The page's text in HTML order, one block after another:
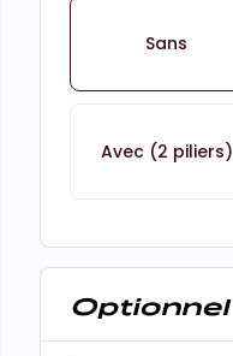
Sans
Avec (2 piliers)
Optionnel